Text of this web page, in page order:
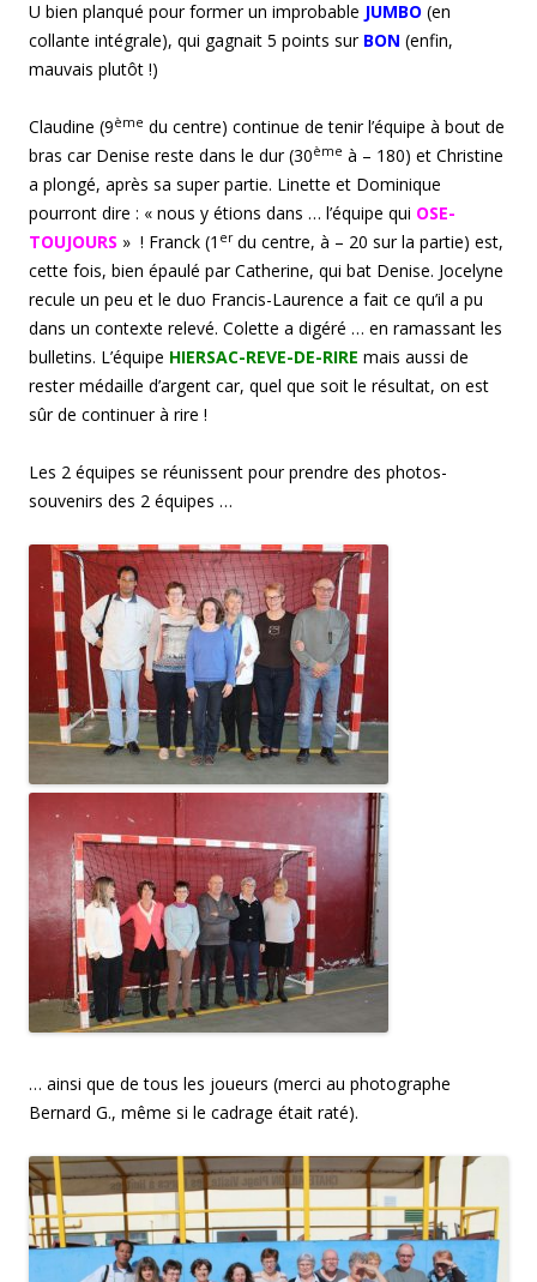
U bien planqué pour former un improbable JUMBO (en
collante intégrale), qui gagnait 5 points sur BON (enfin,
mauvais plutôt !)
Claudine (9ème du centre) continue de tenir l’équipe à bout de
bras car Denise reste dans le dur (30ème à – 180) et Christine
a plongé, après sa super partie. Linette et Dominique
pourront dire : « nous y étions dans … l’équipe qui OSE-
TOUJOURS » ! Franck (1 erdu centre, à – 20 sur la partie) est,
cette fois, bien épaulé par Catherine, qui bat Denise. Jocelyne
recule un peu et le duo Francis-Laurence a fait ce qu’il a pu
dans un contexte relevé. Colette a digéré … en ramassant les
bulletins. L’équipe HIERSAC-REVE-DE-RIRE mais aussi de
rester médaille d’argent car, quel que soit le résultat, on est
sûr de continuer à rire !
Les 2 équipes se réunissent pour prendre des photos-
souvenirs des 2 équipes …
… ainsi que de tous les joueurs (merci au photographe
Bernard G., même si le cadrage était raté).